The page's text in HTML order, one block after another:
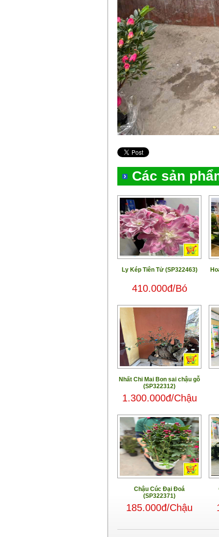
Các sản
Ly Kép Tiên Tử (SP322463)
410.000đ/Bó
Nhất Chi Mai Bon sai chậu gỗ
(SP322312)
1.300.000đ/Chậu
Chậu Cúc Đại Đoá
(SP322371)
185.000đ/Chậu